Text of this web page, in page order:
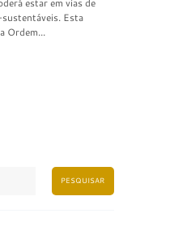
Esta
Ordem...
PESQUISAR